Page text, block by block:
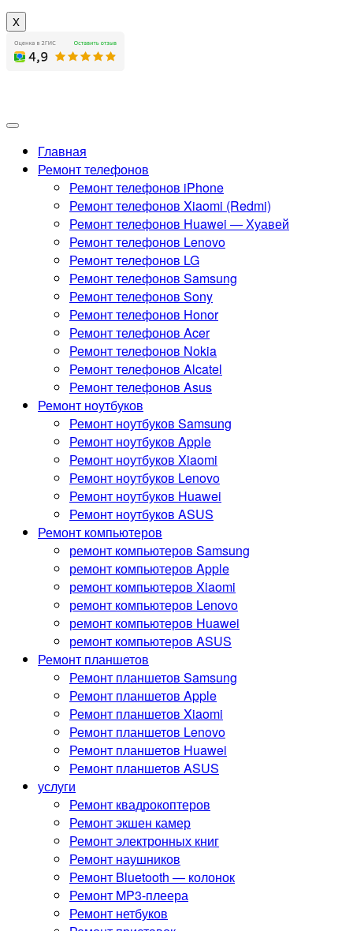
X
Главная
Ремонт телефонов
Ремонт телефонов iPhone
Ремонт телефонов Xiaomi (Redmi)
Ремонт телефонов Huawei — Хуавей
Ремонт телефонов Lenovo
Ремонт телефонов LG
Ремонт телефонов Samsung
Ремонт телефонов Sony
Ремонт телефонов Honor
Ремонт телефонов Acer
Ремонт телефонов Nokia
Ремонт телефонов Alcatel
Ремонт телефонов Asus
Ремонт ноутбуков
Ремонт ноутбуков Samsung
Ремонт ноутбуков Apple
Ремонт ноутбуков Xiaomi
Ремонт ноутбуков Lenovo
Ремонт ноутбуков Huawei
Ремонт ноутбуков ASUS
Ремонт компьютеров
ремонт компьютеров Samsung
ремонт компьютеров Apple
ремонт компьютеров Xiaomi
ремонт компьютеров Lenovo
ремонт компьютеров Huawei
ремонт компьютеров ASUS
Ремонт планшетов
Ремонт планшетов Samsung
Ремонт планшетов Apple
Ремонт планшетов Xiaomi
Ремонт планшетов Lenovo
Ремонт планшетов Huawei
Ремонт планшетов ASUS
услуги
Ремонт квадрокоптеров
Ремонт экшен камер
Ремонт электронных книг
Ремонт наушников
Ремонт Bluetooth — колонок
Ремонт MP3-плеера
Ремонт нетбуков